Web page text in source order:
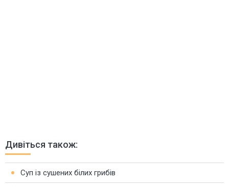
Дивіться також:
Суп із сушених білих грибів